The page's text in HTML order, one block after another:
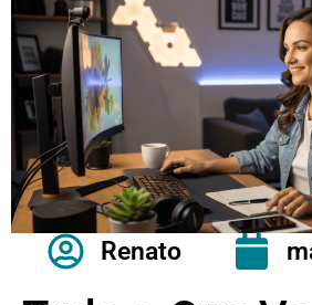
Renato